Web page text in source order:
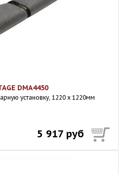
DMA4450
установку, 1220 x 1220мм
5 917 руб